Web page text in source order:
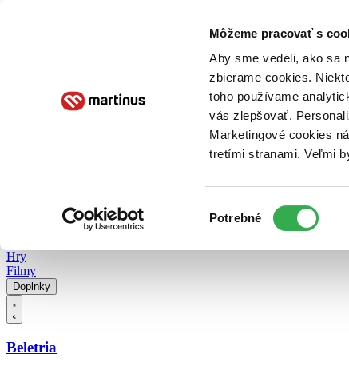
Môžeme pracovať s
Aby sme vedeli, ako sa
zbierame cookies.
toho používame
vás zlepšovať.
Marketingové cookies
tretími stranami. Veľmi
súhlasu
Potrebné
Poukážky Kontakt
Hry
Filmy
Doplnky
Beletria